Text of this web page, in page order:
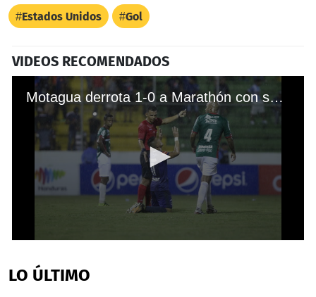
Estados Unidos Gol
VIDEOS RECOMENDADOS
Motagua derrota 1-0 a Marathón con solitario gol de Marco Tulio Vega
of
21
LO ÚLTIMO